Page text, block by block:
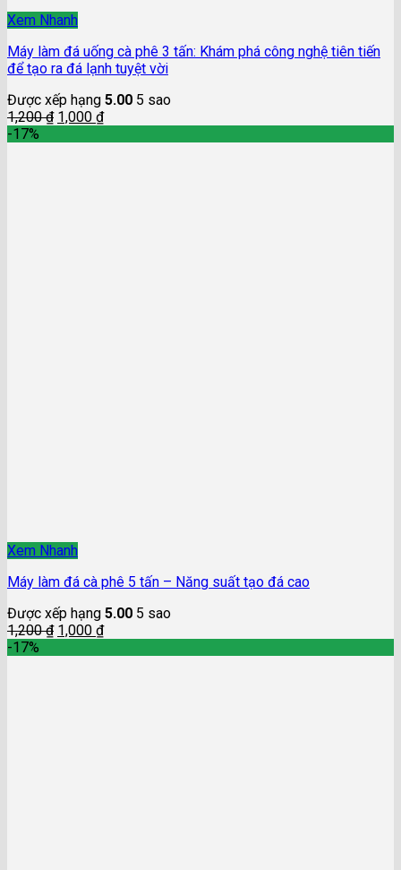
Xem Nhanh
Máy làm đá uống cà phê 3 tấn: Khám phá công nghệ tiên tiến
để tạo ra đá lạnh tuyệt vời
Được xếp hạng 5.00 5 sao
1,200₫ 1,000 ₫
-17%
Xem Nhanh
Máy làm đá cà phê 5 tấn – Năng suất tạo đá cao
Được xếp hạng 5.00 5 sao
1,200₫ 1,000 ₫
-17%